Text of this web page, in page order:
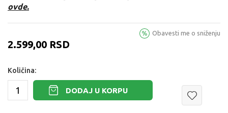
ovde.
2.599,00 RSD
Obavesti me o sniženju
Količina:
DODAJ U KORPU